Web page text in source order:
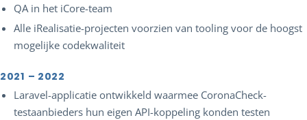
QA in het iCore-team
Alle iRealisatie-projecten voorzien van tooling voor de hoogst
mogelijke codekwaliteit
2021 – 2022
Laravel-applicatie ontwikkeld waarmee CoronaCheck-
testaanbieders hun eigen API-koppeling konden testen